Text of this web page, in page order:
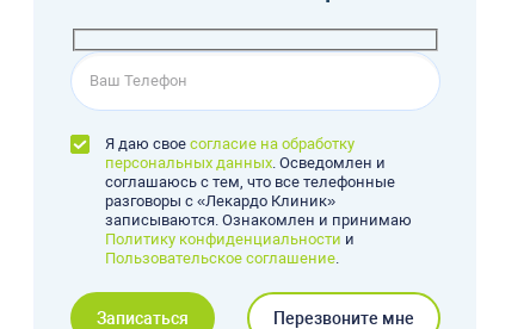
Я даю свое согласие на обработку
персональных данных . Осведомлен и
соглашаюсь с тем, что все телефонные
разговоры с «Лекардо Клиник»
записываются. Ознакомлен и принимаю
Политику конфиденциальности и
Пользовательское соглашение
Записаться Перезвоните мне